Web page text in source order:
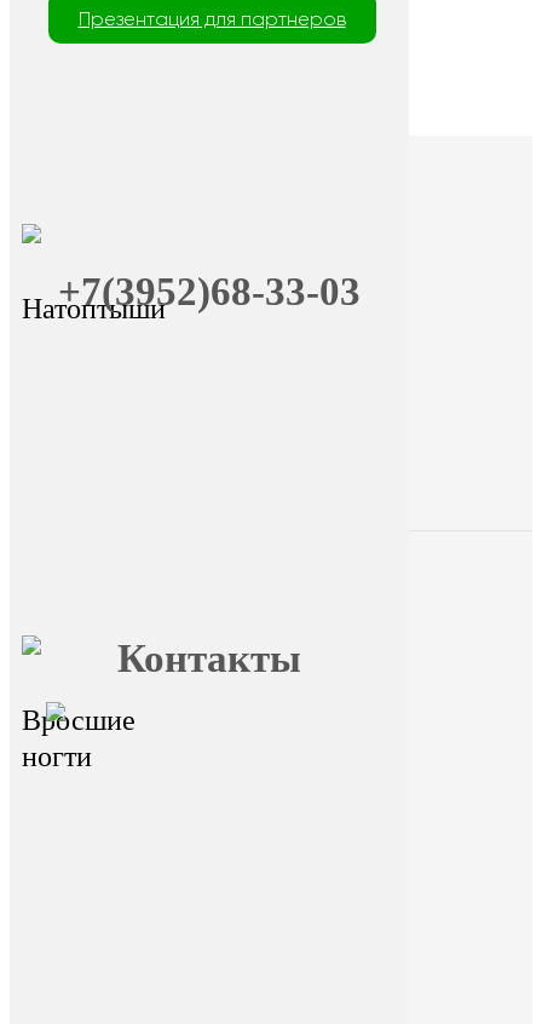
Натоптыши
Вросшие
ногти
Презентация для партнеров
+7(3952)68-33-03
Контакты
главный офис - г.Иркутск,
ул.Байкальская 236в/1, оф.1
Горячая линия